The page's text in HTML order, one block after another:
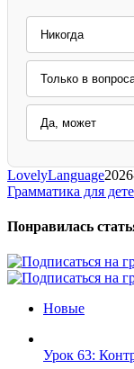
Никогда
Только в
Да, может
LovelyLanguage
Грамматика для
Понравилась
Facebook
X
Pinterest
Vk
Новые
Урок 63: